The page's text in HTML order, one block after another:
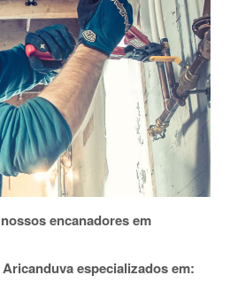
encanadores em
especializados em: